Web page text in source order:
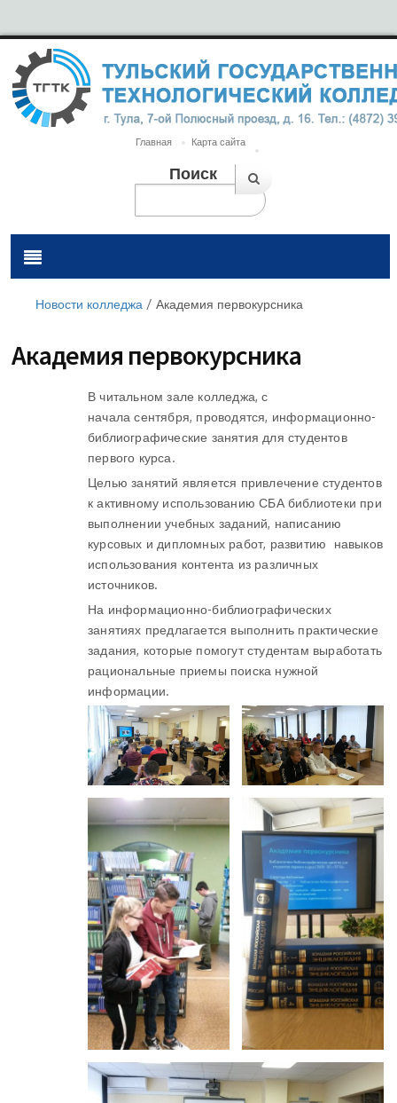
Главная Карта сайта
Поиск
Новости колледжа / Академия первокурсника
Академия первокурсника
В читальном зале колледжа, с
начала сентября, проводятся, информационно-
библиографические занятия для студентов
первого курса.
Целью занятий является привлечение студентов
к активному использованию СБА библиотеки при
выполнении учебных заданий, написанию
курсовых и дипломных работ, развитию навыков
использования контента из различных
источников.
На информационно-библиографических
занятиях предлагается выполнить практические
задания, которые помогут студентам выработать
рациональные приемы поиска нужной
информации.